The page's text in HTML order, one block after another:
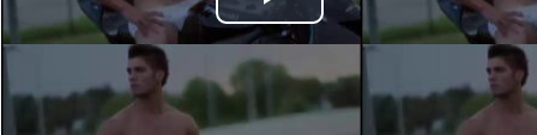
Play
Video